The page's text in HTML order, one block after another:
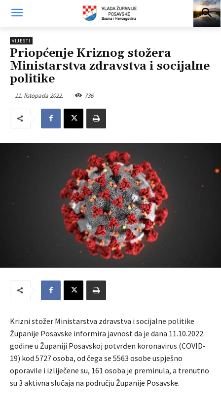
VIJESTI
Priopćenje Kriznog stožera
Ministarstva zdravstva i socijalne
politike
11. listopada 2022. 736
Krizni stožer Ministarstva zdravstva i socijalne politike
Županije Posavske informira javnost da je dana 11.10.2022.
godine u Županiji Posavskoj potvrđen koronavirus (COVID-
19) kod 5727 osoba, od čega se 5563 osobe uspješno
oporavile i izliječene su, 161 osoba je preminula, a trenutno
su 3 aktivna slučaja na području Županije Posavske.